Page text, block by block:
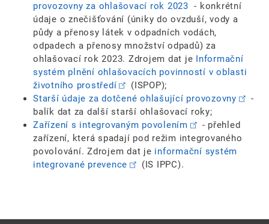
provozovny za ohlašovací rok 2023 - konkrétní
údaje o znečišťování (úniky do ovzduší, vody a
půdy a přenosy látek v odpadních vodách,
odpadech a přenosy množství odpadů) za
ohlašovací rok 2023. Zdrojem dat je
Informační
systém plnění ohlašovacích povinností v oblasti
životního prostředí
(ISPOP);
Starší údaje za dotčené ohlašující provozovny
-
balík dat za další starší ohlašovací roky;
Zařízení s integrovaným povolením
- přehled
zařízení, která spadají pod režim integrovaného
povolování. Zdrojem dat je informační systém
integrované prevence
(IS IPPC).